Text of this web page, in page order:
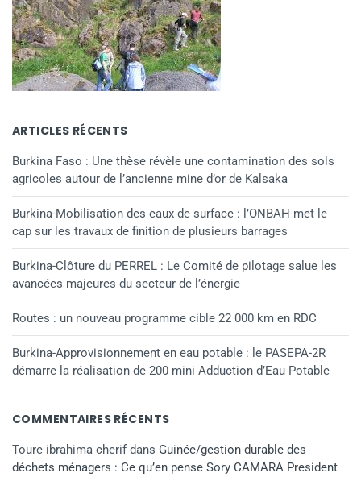
ARTICLES RÉCENTS
Burkina Faso : Une thèse révèle une contamination des sols
agricoles autour de l’ancienne mine d’or de Kalsaka
Burkina-Mobilisation des eaux de surface : l’ONBAH met le
cap sur les travaux de finition de plusieurs barrages
Burkina-Clôture du PERREL : Le Comité de pilotage salue les
avancées majeures du secteur de l’énergie
Routes : un nouveau programme cible 22 000 km en RDC
Burkina-Approvisionnement en eau potable : le PASEPA-2R
démarre la réalisation de 200 mini Adduction d’Eau Potable
COMMENTAIRES RÉCENTS
Toure ibrahima cherif dans Guinée/gestion durable des
déchets ménagers : Ce qu’en pense Sory CAMARA President